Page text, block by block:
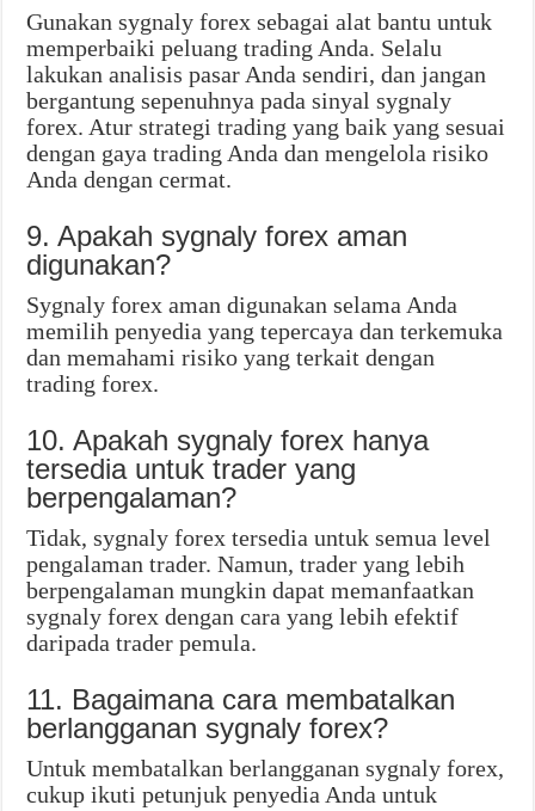
Gunakan sygnaly forex sebagai alat bantu untuk
memperbaiki peluang trading Anda. Selalu
lakukan analisis pasar Anda sendiri, dan jangan
bergantung sepenuhnya pada sinyal sygnaly
forex. Atur strategi trading yang baik yang sesuai
dengan gaya trading Anda dan mengelola risiko
Anda dengan cermat.
9. Apakah sygnaly forex aman
digunakan?
Sygnaly forex aman digunakan selama Anda
memilih penyedia yang tepercaya dan terkemuka
dan memahami risiko yang terkait dengan
trading forex.
10. Apakah sygnaly forex hanya
tersedia untuk trader yang
berpengalaman?
Tidak, sygnaly forex tersedia untuk semua level
pengalaman trader. Namun, trader yang lebih
berpengalaman mungkin dapat memanfaatkan
sygnaly forex dengan cara yang lebih efektif
daripada trader pemula.
11. Bagaimana cara membatalkan
berlangganan sygnaly forex?
Untuk membatalkan berlangganan sygnaly forex,
cukup ikuti petunjuk penyedia Anda untuk